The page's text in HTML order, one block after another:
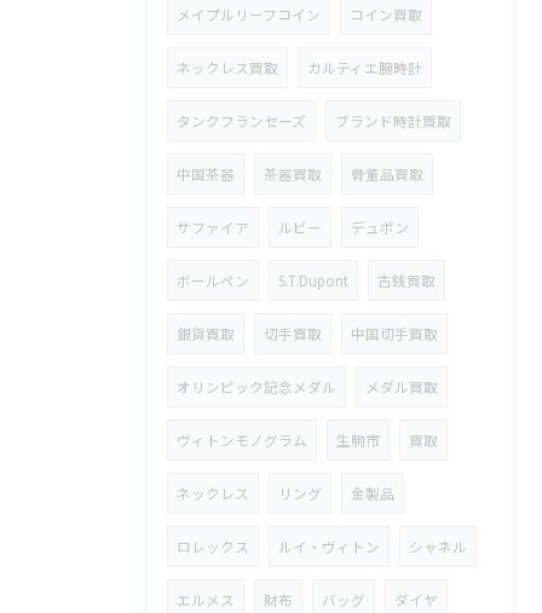
メイプルリーフコイン コイン買取
ネックレス買取 カルティエ腕時計
タンクフランセーズ ブランド時計買取
中国茶器 茶器買取 骨董品買取
サファイア ルビー デュポン
ボールペン S.T.Dupont 古銭買取
銀貨買取 切手買取 中国切手買取
オリンピック記念メダル メダル買取
ヴィトンモノグラム 生駒市 買取
ネックレス リング 金製品
ロレックス ルイ・ヴィトン シャネル
エルメス 財布 バッグ ダイヤ